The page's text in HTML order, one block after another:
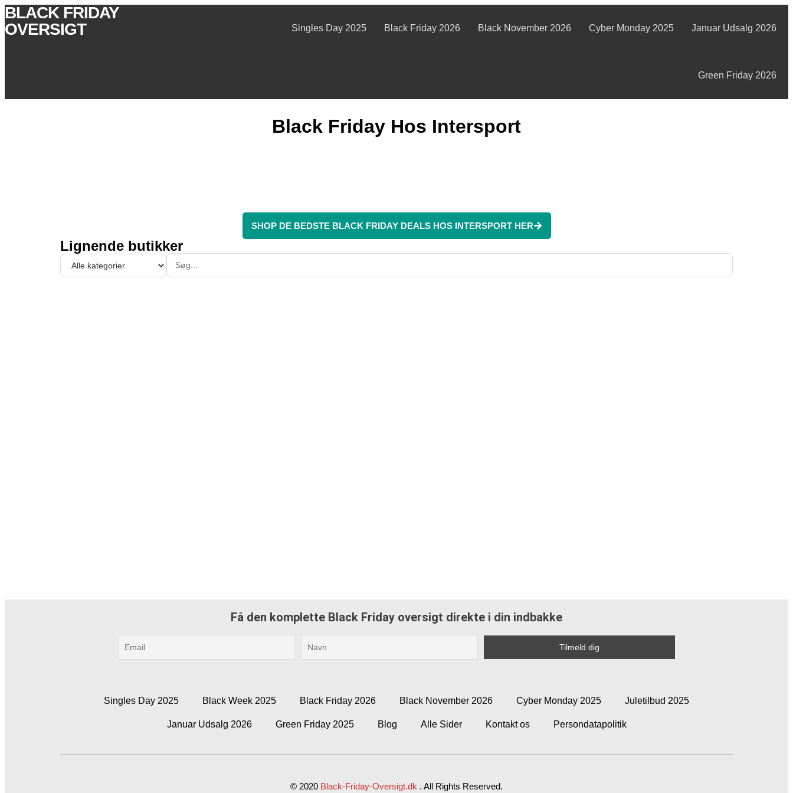
BLACK FRIDAY
OVERSIGT
Singles Day 2025 Black Friday 2026 Black November 2026 Cyber Monday 2025 Januar Udsalg 2026
Green Friday 2026
Black Friday Hos Intersport
SHOP DE BEDSTE BLACK FRIDAY DEALS HOS INTERSPORT HER
Lignende butikker
Få den komplette Black Friday oversigt direkte i din indbakke
Singles Day 2025 Black Week 2025 Black Friday 2026 Black November 2026 Cyber Monday 2025 Juletilbud 2025
Januar Udsalg 2026 Green Friday 2025 Blog Alle Sider Kontakt os Persondatapolitik
© 2020 Black-Friday-Oversigt.dk . All Rights Reserved.